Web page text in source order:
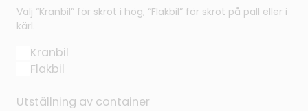
Välj “Kranbil” för skrot i hög, “Flakbil” för skrot på pall eller i
kärl.
Kranbil
Flakbil
Utställning av container